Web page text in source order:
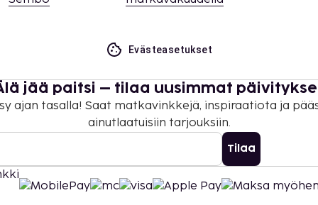
ja 15 EUR lapsille
eivät
Evästeasetukset
jää paitsi – tilaa uusimmat
ajan tasalla! Saat matkavinkkejä, inspiraatiota ja
ainutlaatuisiin tarjouksiin.
Tilaa